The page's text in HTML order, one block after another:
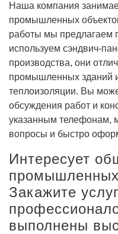
Наша компания
промышленных
работы мы предлагаем
используем сэндвич-
производства, они
промышленных зданий
теплоизоляции. Вы
обсуждения работ и
указанным телефонам,
вопросы и быстро
Интересует
Закажите
выполнены